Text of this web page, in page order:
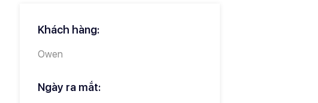
Khách hàng:
Owen
Ngày ra mắt: